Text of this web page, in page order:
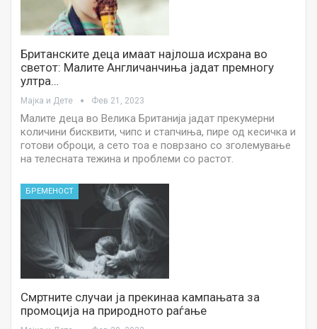
Британските деца имаат најлоша исхрана во
светот: Малите Англичанчиња јадат премногу
ултра…
Мајка и Дете Фев 21, 2023
Малите деца во Велика Британија јадат прекумерни
количини бисквити, чипс и стапчиња, пире од кесичка и
готови оброци, а сето тоа е поврзано со зголемување
на телесната тежина и проблеми со растот.
БРЕМЕНОСТ
Смртните случаи ја прекинаа кампањата за
промоција на природното раѓање